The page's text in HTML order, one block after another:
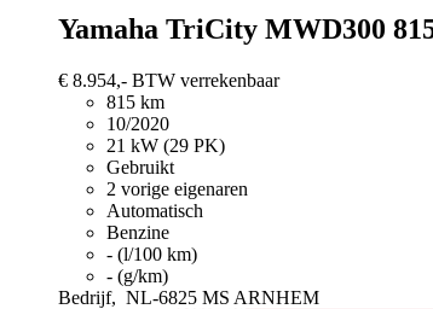
Yamaha TriCity MWD300
€ 8.954,- BTW verrekenbaar
815 km
10/2020
21 kW (29 PK)
Gebruikt
2 vorige eigenaren
Automatisch
Benzine
- (l/100 km)
- (g/km)
Bedrijf, NL-6825 MS ARNHEM